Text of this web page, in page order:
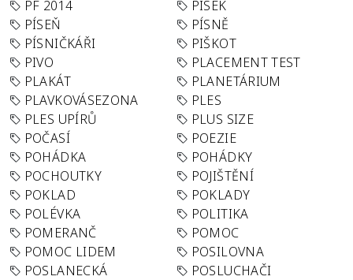
PF 2014
PÍSEK
PÍSEŇ
PÍSNĚ
PÍSNIČKÁŘI
PIŠKOT
PIVO
PLACEMENT TEST
PLAKÁT
PLANETÁRIUM
PLAVKOVÁSEZONA
PLES
PLES UPÍRŮ
PLUS SIZE
POČASÍ
POEZIE
POHÁDKA
POHÁDKY
POCHOUTKY
POJIŠTĚNÍ
POKLAD
POKLADY
POLÉVKA
POLITIKA
POMERANČ
POMOC
POMOC LIDEM
POSILOVNA
POSLANECKÁ
POSLUCHAČI